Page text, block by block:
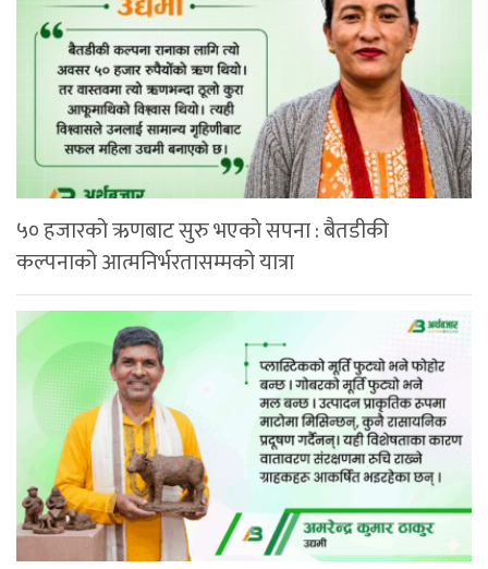
५० हजारको ऋणबाट सुरु भएको सपना : बैतडीकी
कल्पनाको आत्मनिर्भरतासम्मको यात्रा